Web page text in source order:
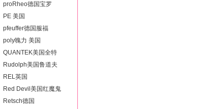
proRheo德国宝罗
PE 美国
pfeuffer德国服福
poly魄力 美国
QUANTEK美国全特
Rudolph美国鲁道夫
REL英国
Red Devil美国红魔鬼
Retsch德国